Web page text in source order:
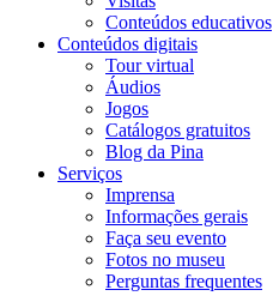
Conteúdos educativos​
Conteúdos digitais
Tour virtual
Áudios
Jogos
Catálogos gratuitos
Blog da Pina
Serviços
Imprensa
Informações gerais
Faça seu evento
Fotos no museu
Perguntas frequentes